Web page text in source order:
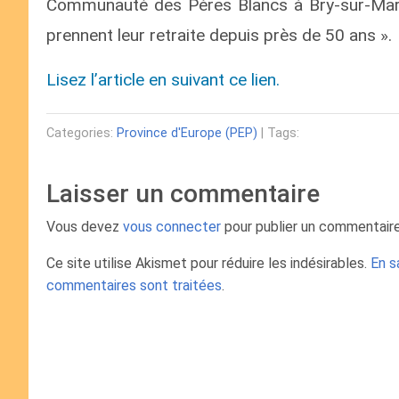
Communauté des Pères Blancs à Bry-sur-
prennent leur retraite depuis près de 50 ans ».
Lisez l’article en suivant ce lien.
Categories: Province d'Europe (PEP) | Tags:
Laisser un commentaire
Vous devez vous connecter pour publier un
Ce site utilise Akismet pour réduire les indésirables. En
commentaires sont traitées.